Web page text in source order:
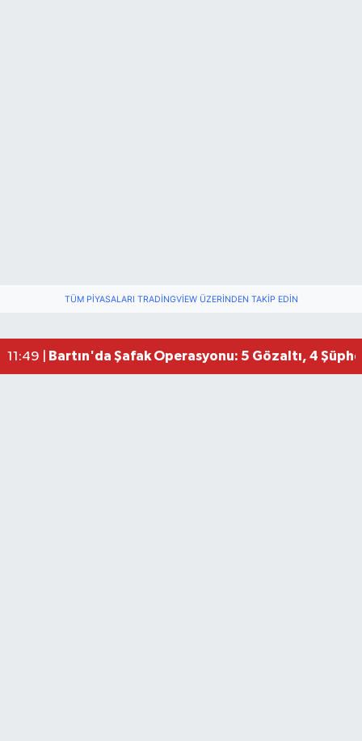
TÜM PIYASALARI TRADINGVIEW ÜZERINDEN TAKIP EDIN
11:49 | Bartın'da Şafak Operasyonu: 5 Gözaltı, 4